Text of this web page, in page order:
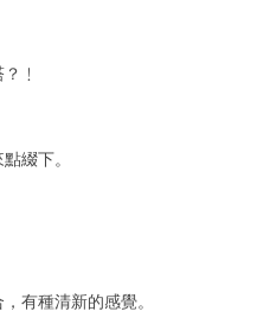
﹗
綴下。
有種清新的感覺。